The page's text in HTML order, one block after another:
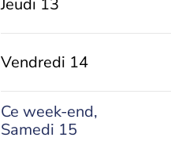
Jeudi 13
Vendredi 14
Ce week-end,
Samedi 15